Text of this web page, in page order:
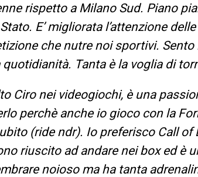
rispetto a Milano Sud. Piano
E’ migliorata l’attenzione
che nutre noi sportivi.
Tanta è la voglia di
Ciro nei videogiochi, è una
perchè anche io gioco con la
(ride ndr). Io preferisco Call of
riuscito ad andare nei box ed è
noioso ma ha tanta